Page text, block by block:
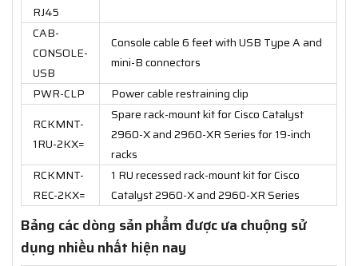
RJ45
CAB-
CONSOLE-
USB
Console cable 6 feet with USB Type A and
mini-B connectors
PWR-CLP
Power cable restraining clip
RCKMNT-
1RU-2KX=
Spare rack-mount kit for Cisco Catalyst
2960-X and 2960-XR Series for 19-inch
racks
RCKMNT-
REC-2KX=
1 RU recessed rack-mount kit for Cisco
Catalyst 2960-X and 2960-XR Series
Bảng các dòng sản phẩm được ưa chuộng sử
dụng nhiều nhất hiện nay